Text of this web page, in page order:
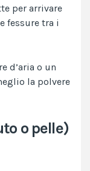
per arrivare
fessure tra i
d’aria o un
la polvere
o pelle)